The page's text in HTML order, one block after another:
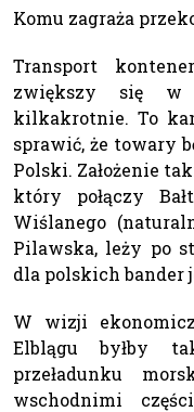
Komu zagraża
Transport
zwiększy się w
kilkakrotnie. To
sprawić, że towary
Polski. Założenie
który połączy
Wiślanego
Pilawska, leży po
dla polskich bander
W wizji
Elblągu byłby
przeładunku
wschodnimi